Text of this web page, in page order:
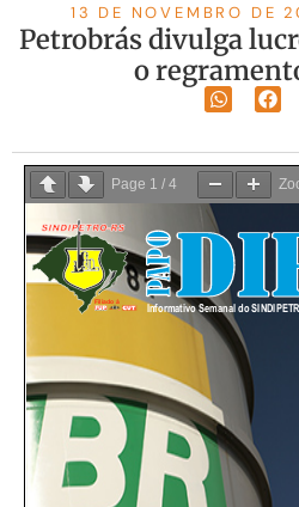
13 DE NOVEMBRO DE
Petrobrás divulga
o
Page 1 / 4